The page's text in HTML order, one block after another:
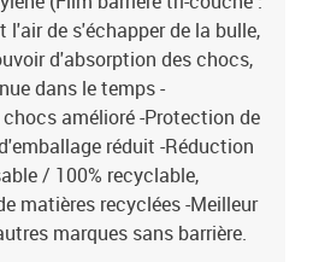
l'air de s'échapper de la bulle,
d'absorption des chocs,
dans le temps -
amélioré -Protection de
réduit -Réduction
/ 100% recyclable,
matières recyclées -Meilleur
marques sans barrière.